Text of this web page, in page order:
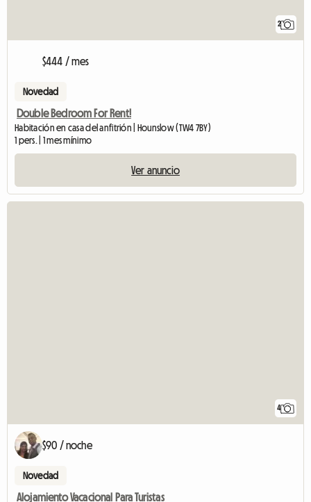
2
$444 / mes
Novedad
Double Bedroom For Rent!
Habitación en casa del anfitrión | Hounslow (TW4 7BY)
1 pers. | 1 mes mínimo
Ver anuncio
4
$90 / noche
Novedad
Alojamiento Vacacional Para Turistas